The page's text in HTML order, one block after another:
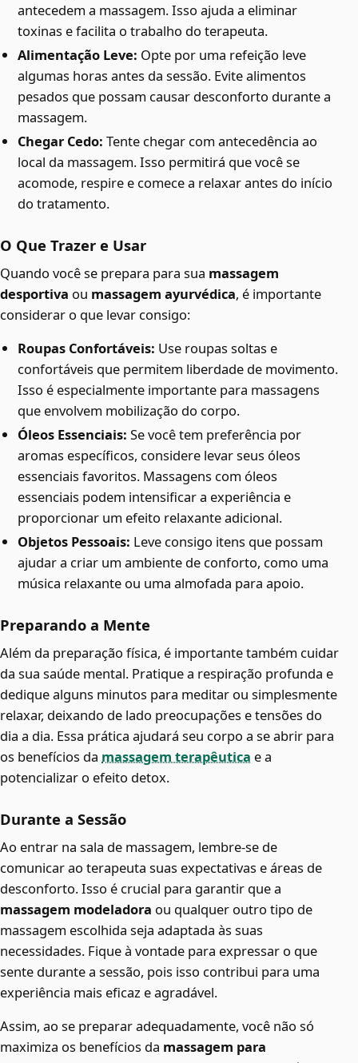
antecedem a massagem. Isso ajuda a eliminar
toxinas e facilita o trabalho do terapeuta.
Alimentação Leve: Opte por uma refeição leve
algumas horas antes da sessão. Evite alimentos
pesados que possam causar desconforto durante a
massagem.
Chegar Cedo: Tente chegar com antecedência ao
local da massagem. Isso permitirá que você se
acomode, respire e comece a relaxar antes do início
do tratamento.
O Que Trazer e Usar
Quando você se prepara para sua massagem
desportiva ou massagem ayurvédica, é importante
considerar o que levar consigo:
Roupas Confortáveis: Use roupas soltas e
confortáveis que permitem liberdade de movimento.
Isso é especialmente importante para massagens
que envolvem mobilização do corpo.
Óleos Essenciais: Se você tem preferência por
aromas específicos, considere levar seus óleos
essenciais favoritos. Massagens com óleos
essenciais podem intensificar a experiência e
proporcionar um efeito relaxante adicional.
Objetos Pessoais: Leve consigo itens que possam
ajudar a criar um ambiente de conforto, como uma
música relaxante ou uma almofada para apoio.
Preparando a Mente
Além da preparação física, é importante também cuidar
da sua saúde mental. Pratique a respiração profunda e
dedique alguns minutos para meditar ou simplesmente
relaxar, deixando de lado preocupações e tensões do
dia a dia. Essa prática ajudará seu corpo a se abrir para
os benefícios da massagem terapêutica e a
potencializar o efeito detox.
Durante a Sessão
Ao entrar na sala de massagem, lembre-se de
comunicar ao terapeuta suas expectativas e áreas de
desconforto. Isso é crucial para garantir que a
massagem modeladora ou qualquer outro tipo de
massagem escolhida seja adaptada às suas
necessidades. Fique à vontade para expressar o que
sente durante a sessão, pois isso contribui para uma
experiência mais eficaz e agradável.
Assim, ao se preparar adequadamente, você não só
maximiza os benefícios da massagem para